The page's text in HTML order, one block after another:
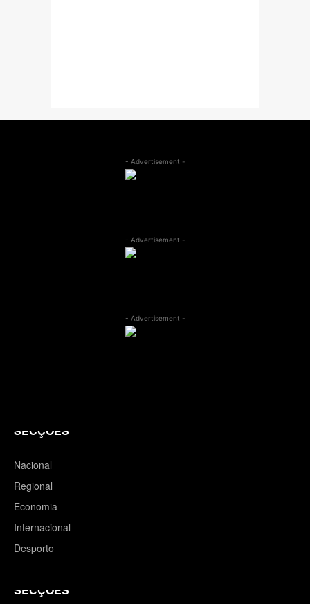
- Advertisement -
- Advertisement -
- Advertisement -
SECÇÕES
Nacional
Regional
Economia
Internacional
Desporto
SECÇÕES